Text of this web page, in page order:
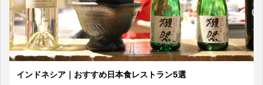
インドネシア｜おすすめ日本食レストラン5選